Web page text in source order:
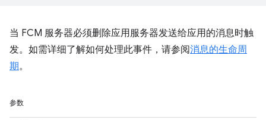
当 FCM 服务器必须删除应用服务器发送给应用的消息时触
发。如需详细了解如何处理此事件，请参阅消息的生命周
期。
参数